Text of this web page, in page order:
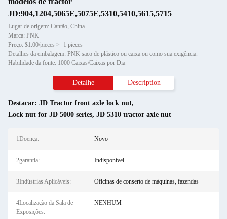
JD:904,1204,5065E,5075E,5310,5410,5615,5715
Lugar de origem: Cantão, China
Marca: PNK
Preço: $1.00/pieces >=1 pieces
Detalhes da embalagem: PNK saco de plástico ou caixa ou como sua exigência.
Habilidade da fonte: 1000 Caixas/Caixas por Dia
Detalhe Description
Destacar: JD Tractor front axle lock nut,
Lock nut for JD 5000 series, JD 5310 tractor axle nut
1Doença: Novo
2garantia: Indisponível
3Indústrias Aplicáveis: Oficinas de conserto de máquinas, fazendas
4Localização da Sala de
Exposições:
NENHUM